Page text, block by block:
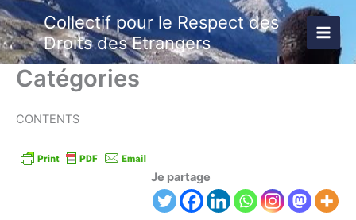
Aller
au
contenu
Collectif pour le Respect des
Droits des Etrangers
Catégories
CONTENTS
Je partage